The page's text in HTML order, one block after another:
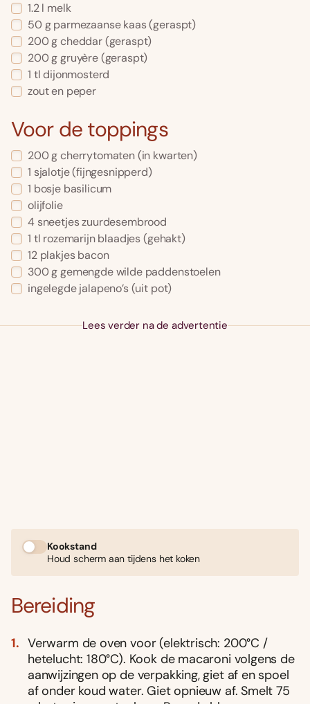
1.2 l melk
50 g parmezaanse kaas (geraspt)
200 g cheddar (geraspt)
200 g gruyère (geraspt)
1 tl dijonmosterd
zout en peper
Voor de toppings
200 g cherrytomaten (in kwarten)
1 sjalotje (fijngesnipperd)
1 bosje basilicum
olijfolie
4 sneetjes zuurdesembrood
1 tl rozemarijn blaadjes (gehakt)
12 plakjes bacon
300 g gemengde wilde paddenstoelen
ingelegde jalapeno’s (uit pot)
Lees verder na de advertentie
Kookstand
Houd scherm aan tijdens het koken
Bereiding
Verwarm de oven voor (elektrisch: 200°C /
hetelucht: 180°C). Kook de macaroni volgens de
aanwijzingen op de verpakking, giet af en spoel
af onder koud water. Giet opnieuw af. Smelt 75